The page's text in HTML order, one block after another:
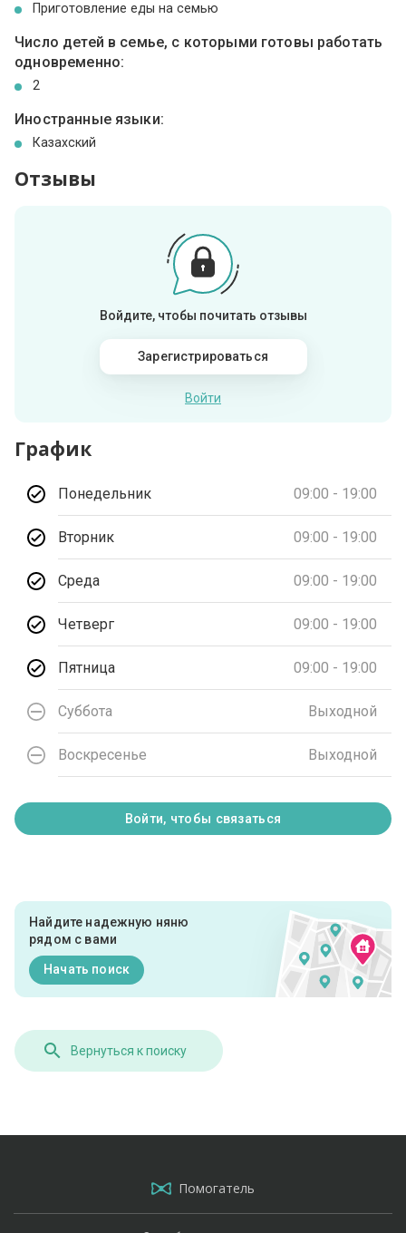
Приготовление еды на семью
Число детей в семье, с которыми готовы работать
одновременно:
2
Иностранные языки:
Казахский
Отзывы
Войдите, чтобы почитать отзывы
Зарегистрироваться
Войти
График
Понедельник 09:00 - 19:00
Вторник 09:00 - 19:00
Среда 09:00 - 19:00
Четверг 09:00 - 19:00
Пятница 09:00 - 19:00
Суббота Выходной
Воскресенье Выходной
Войти, чтобы связаться
Найдите надежную няню
рядом с вами
Начать поиск
Вернуться к поиску
Помогатель